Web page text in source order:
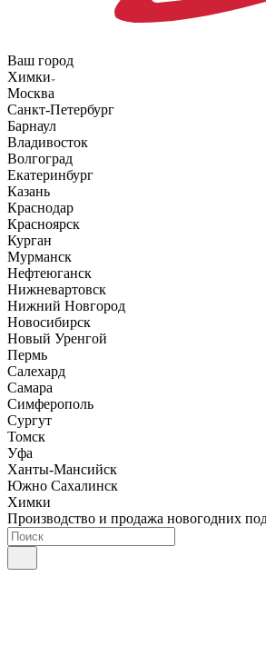
Ваш город
Химки
Москва
Санкт-Петербург
Барнаул
Владивосток
Волгоград
Екатеринбург
Казань
Краснодар
Красноярск
Курган
Мурманск
Нефтеюганск
Нижневартовск
Нижний Новгород
Новосибирск
Новый Уренгой
Пермь
Салехард
Самара
Симферополь
Сургут
Томск
Уфа
Ханты-Мансийск
Южно Сахалинск
Химки
Производство и продажа новогодних